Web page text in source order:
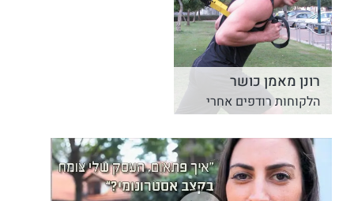
רונן מאמן כושר
הלקוחות רודפים אחרי